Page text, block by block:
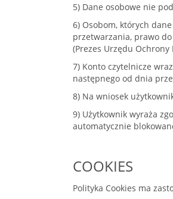
5) Dane osobowe nie
6) Osobom, których
przetwarzania, prawo
(Prezes Urzędu Ochrony
7) Konto czytelnicze
następnego od dnia
8) Na wniosek
9) Użytkownik wyraża
automatycznie
COOKIES
Polityka Cookies ma